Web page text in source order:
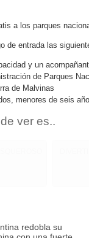
a los parques
de entrada las
y un
de Parques
de Malvinas
menores de seis
ver es..
redobla su